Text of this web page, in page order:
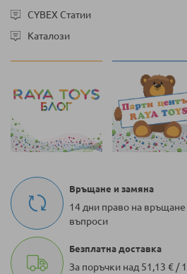
CYBEX Статии
Каталози
Връщане и замяна
14 дни право на
въпроси
Безплатна доставка
За поръчки над 51,13 € /